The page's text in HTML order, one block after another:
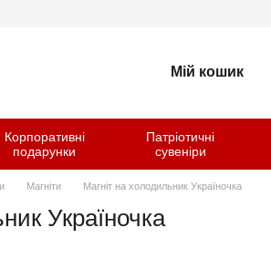
Мій кошик
Корпоративні
подарунки
Патріотичні
сувеніри
Магніти Магніт на холодильник Україночка
Україночка